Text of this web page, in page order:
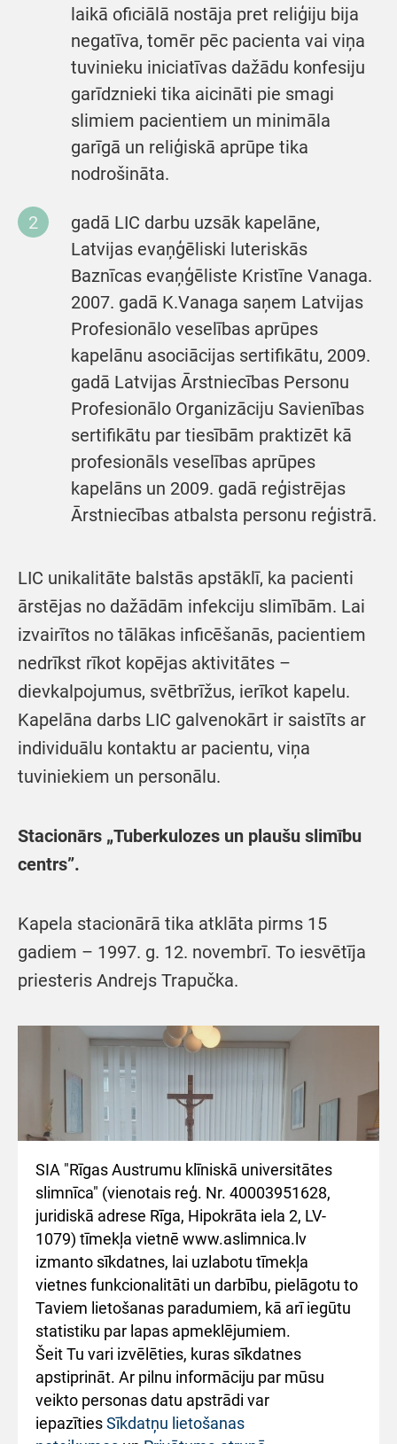
laikā oficiālā nostāja pret reliģiju bija
negatīva, tomēr pēc pacienta vai viņa
tuvinieku iniciatīvas dažādu konfesiju
garīdznieki tika aicināti pie smagi
slimiem pacientiem un minimāla
garīgā un reliģiskā aprūpe tika
nodrošināta.
gadā LIC darbu uzsāk kapelāne,
Latvijas evaņģēliski luteriskās
Baznīcas evaņģēliste Kristīne Vanaga.
2007. gadā K.Vanaga saņem Latvijas
Profesionālo veselības aprūpes
kapelānu asociācijas sertifikātu, 2009.
gadā Latvijas Ārstniecības Personu
Profesionālo Organizāciju Savienības
sertifikātu par tiesībām praktizēt kā
profesionāls veselības aprūpes
kapelāns un 2009. gadā reģistrējas
Ārstniecības atbalsta personu reģistrā.
LIC unikalitāte balstās apstāklī, ka pacienti
ārstējas no dažādām infekciju slimībām. Lai
izvairītos no tālākas inficēšanās, pacientiem
nedrīkst rīkot kopējas aktivitātes –
dievkalpojumus, svētbrīžus, ierīkot kapelu.
Kapelāna darbs LIC galvenokārt ir saistīts ar
individuālu kontaktu ar pacientu, viņa
tuviniekiem un personālu.
Stacionārs „Tuberkulozes un plaušu slimību
centrs”.
Kapela stacionārā tika atklāta pirms 15
gadiem – 1997. g. 12. novembrī. To iesvētīja
priesteris Andrejs Trapučka.
Bet doma par kapelas nepieciešamību radās
stacionāra laborantei Skolastikai Šurillo.
Neliels ieskats viņas stāstījumā.
SIA "Rīgas Austrumu klīniskā universitātes
slimnīca" (vienotais reģ. Nr. 40003951628,
juridiskā adrese Rīga, Hipokrāta iela 2, LV-
1079) tīmekļa vietnē www.aslimnica.lv
izmanto sīkdatnes, lai uzlabotu tīmekļa
vietnes funkcionalitāti un darbību, pielāgotu to
Taviem lietošanas paradumiem, kā arī iegūtu
statistiku par lapas apmeklējumiem.
Šeit Tu vari izvēlēties, kuras sīkdatnes
apstiprināt. Ar pilnu informāciju par mūsu
veikto personas datu apstrādi var
iepazītiesSīkdatņu lietošanas